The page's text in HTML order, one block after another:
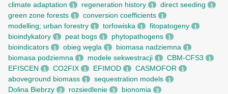
climate adaptation 1 regeneration history 1 direct seeding 1
green zone forests 1 conversion coefficients 1
modelling; urban forestry 1 torfowiska 1 fitopatogeny 1
bioindykatory 1 peat bogs 1 phytopathogens 1
bioindicators 1 obieg węgla 1 biomasa nadziemna 1
biomasa podziemna 1 modele sekwestracji 1 CBM-CFS3 1
EFISCEN 1 CO2FIX 1 EFIMOD 1 CASMOFOR 1
aboveground biomass 1 sequestration models 1
Dolina Biebrzy 2 rozsiedlenie 3 bionomia 3